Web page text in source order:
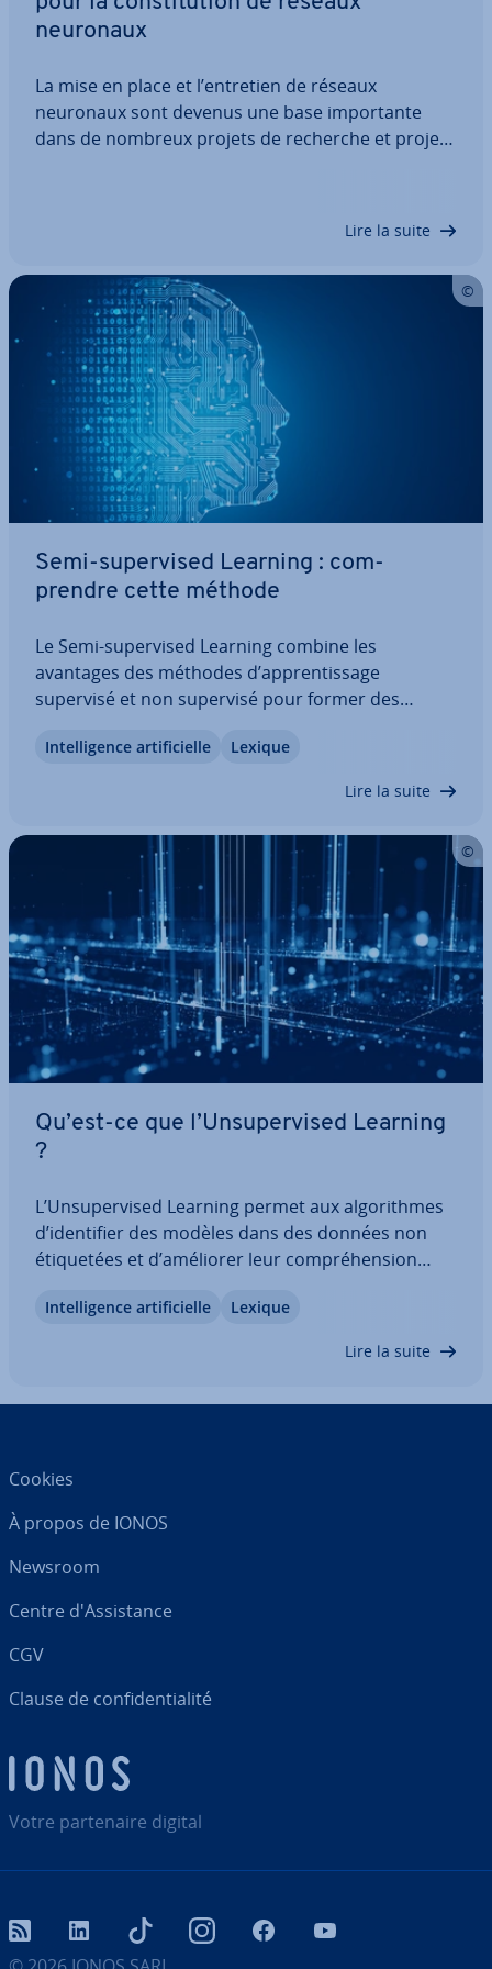
neuronaux
La mise en place et l’entretien de réseaux
neuronaux sont devenus une base im­por­tante
dans de nombreux projets de recherche et projets
Lire la suite
Semi-su­per­vi­sed Learning : com­
prendre cette méthode
Le Semi-su­per­vi­sed Learning combine les
avantages des méthodes d’ap­pren­tis­sage
supervisé et non supervisé pour former des
beaucoup de données non éti­que­tées. Cette
In­tel­li­gence ar­ti­fi­cielle Lexique
Lire la suite
Qu’est-ce que l’Un­su­per­vi­sed Learning
?
L’Un­su­per­vi­sed Learning permet aux al­go­rithmes
d’iden­ti­fier des modèles dans des données non
éti­que­tées et d’améliorer leur com­pré­hen­sion
machine peut-elle apprendre ? Découvrez
In­tel­li­gence ar­ti­fi­cielle Lexique
Lire la suite
Votre par­te­naire digital
Cookies
À propos de IONOS
Newsroom
Centre d'As­sis­tance
CGV
Clause de con­fi­den­tia­lité
RSS LinkedIn tiktok InstagramFacebook